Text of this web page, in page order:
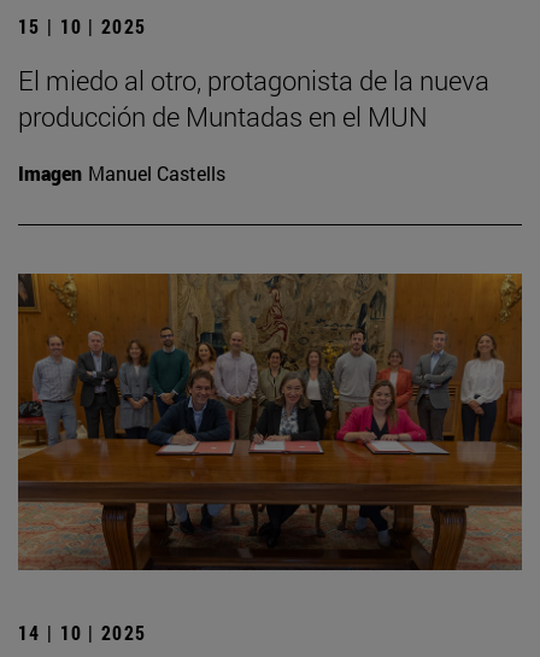
15 | 10 | 2025
El miedo al otro, protagonista de la nueva
producción de Muntadas en el MUN
Imagen Manuel Castells
14 | 10 | 2025